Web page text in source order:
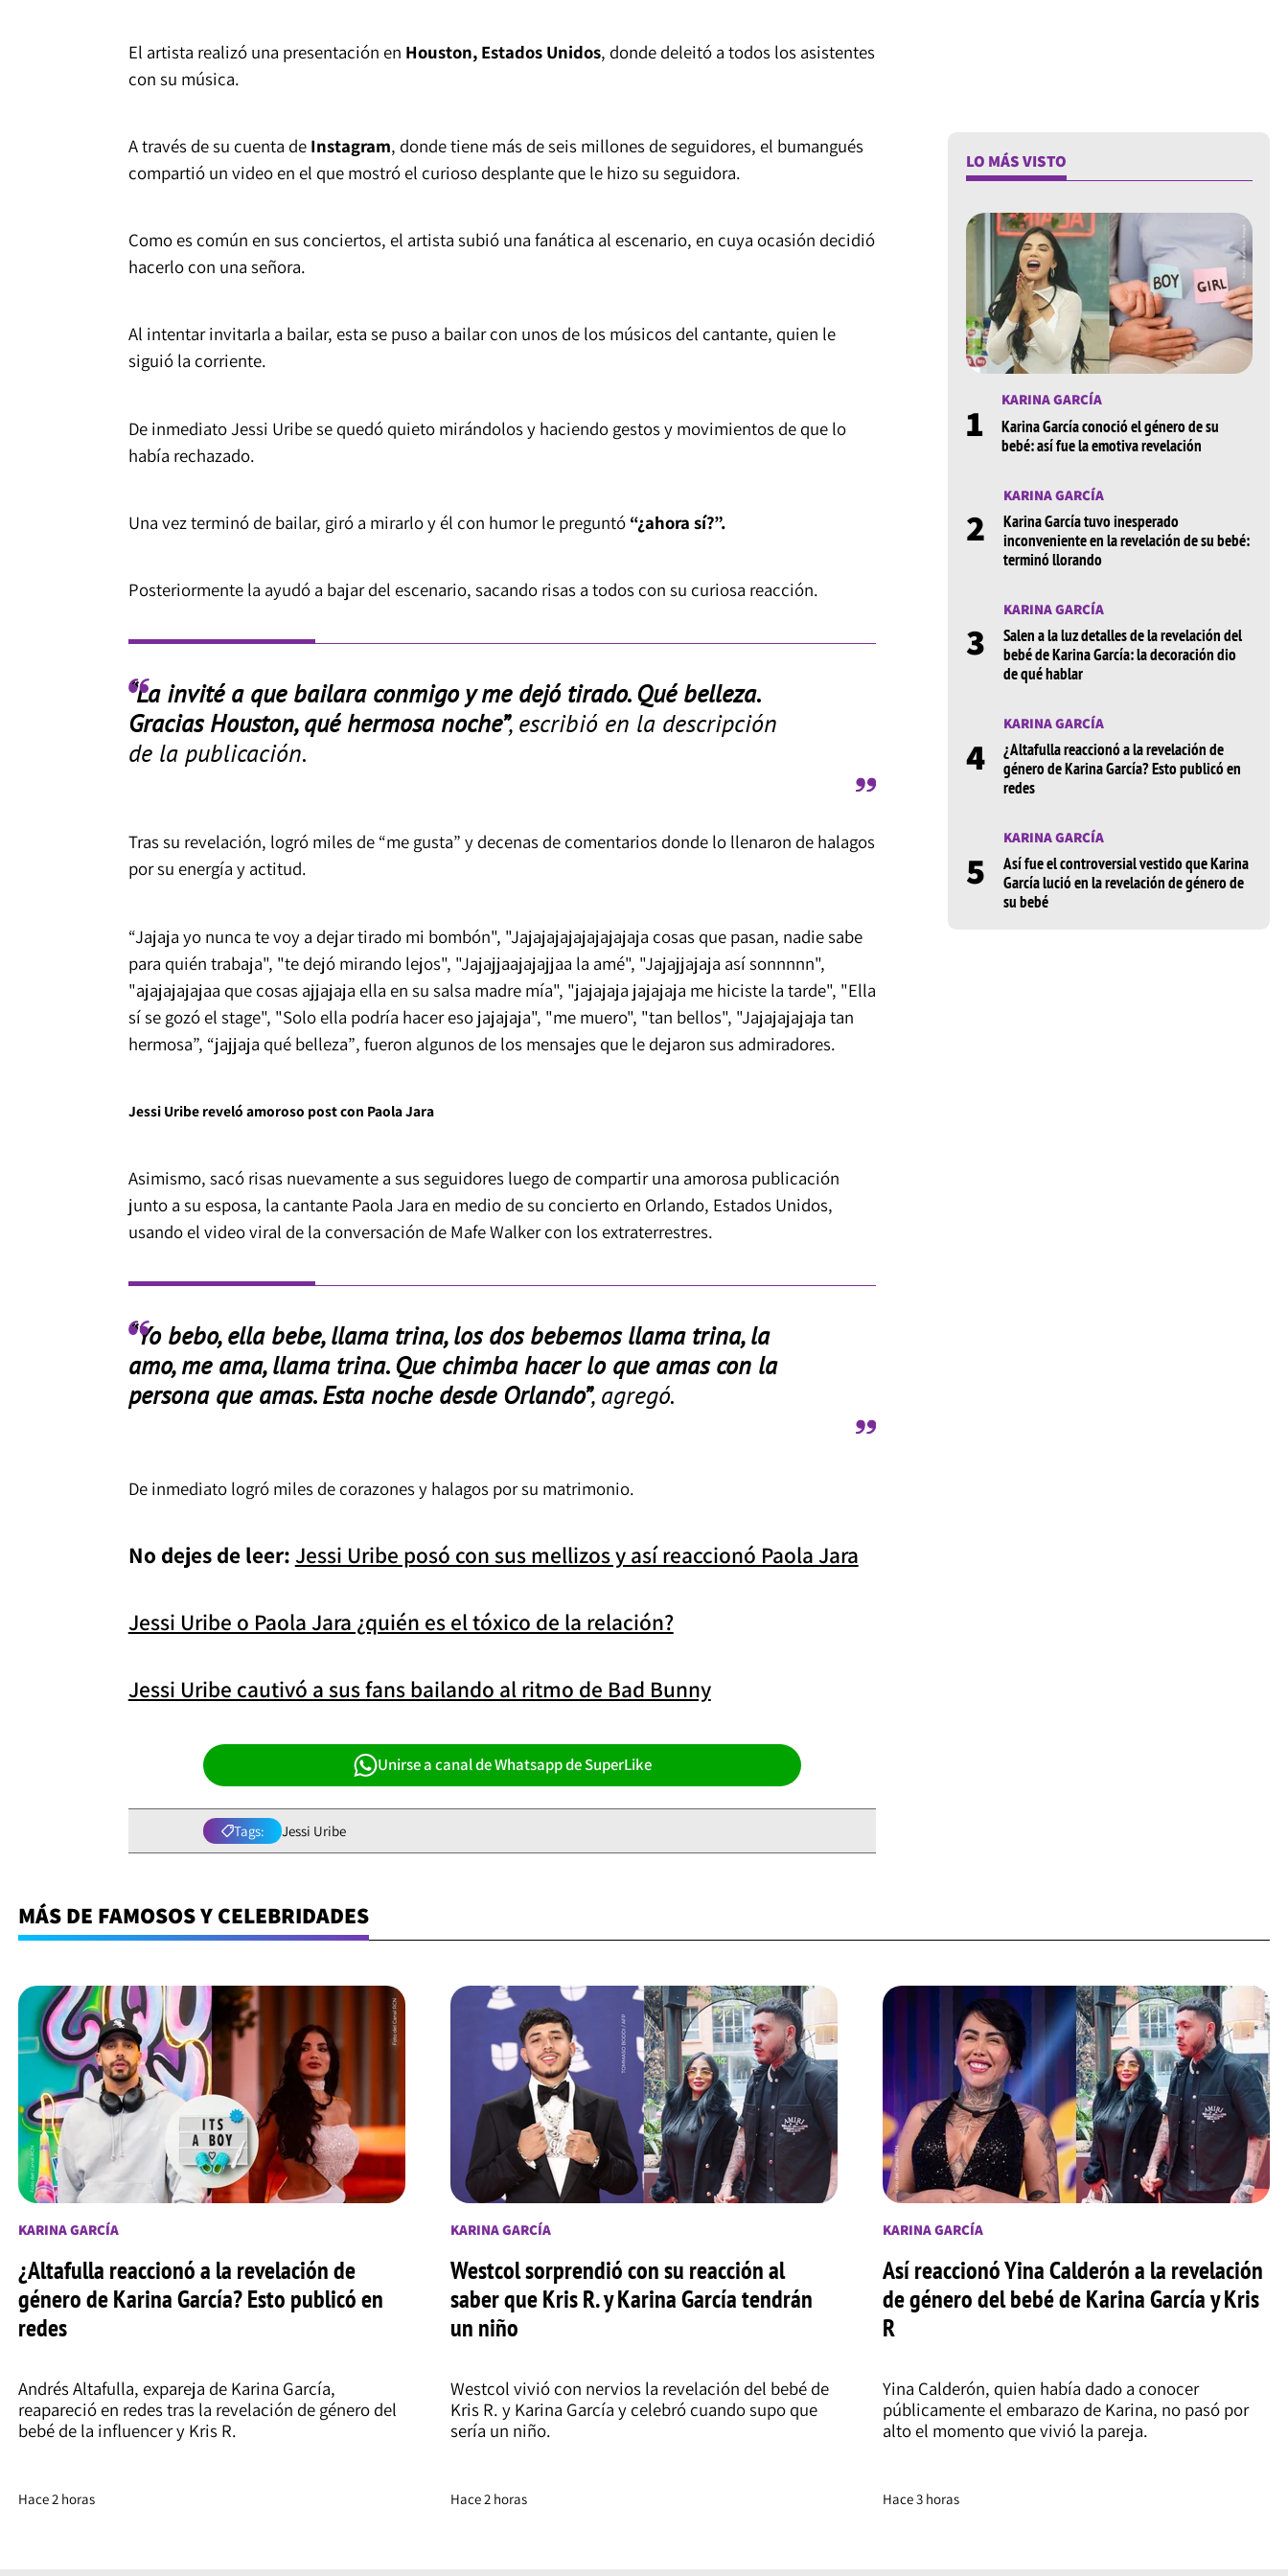
El artista realizó una presentación en Houston, Estados Unidos, donde deleitó a todos los asistentes
con su música.
A través de su cuenta deInstagram, donde tiene más de seis millones de seguidores, el bumangués
compartió un video en el que mostró el curioso desplante que le hizo su seguidora.
Como es común en sus conciertos, el artista subió una fanática al escenario, en cuya ocasión decidió
hacerlo con una señora.
Al intentar invitarla a bailar, esta se puso a bailar con unos de los músicos del cantante, quien le
siguió la corriente.
De inmediato Jessi Uribe se quedó quieto mirándolos y haciendo gestos y movimientos de que lo
había rechazado.
Una vez terminó de bailar, giró a mirarlo y él con humor le preguntó“¿ahora sí?”.
Posteriormente la ayudó a bajar del escenario, sacando risas a todos con su curiosa reacción.
“La invité a que bailara conmigo y me dejó tirado. Qué belleza.
Gracias Houston, qué hermosa noche”, escribió en la descripción
de la publicación.
Tras su revelación, logró miles de “me gusta” y decenas de comentarios donde lo llenaron de halagos
por su energía y actitud.
“Jajaja yo nunca te voy a dejar tirado mi bombón", "Jajajajajajajajajaja cosas que pasan, nadie sabe
para quién trabaja", "te dejó mirando lejos", "Jajajjaajajajjaa la amé", "Jajajjajaja así sonnnnn",
"ajajajajajaa que cosas ajjajaja ella en su salsa madre mía", "jajajaja jajajaja me hiciste la tarde", "Ella
sí se gozó el stage", "Solo ella podría hacer eso jajajaja", "me muero", "tan bellos", "Jajajajajaja tan
hermosa”, “jajjaja qué belleza”, fueron algunos de los mensajes que le dejaron sus admiradores.
Jessi Uribe reveló amoroso post con Paola Jara
Asimismo, sacó risas nuevamente a sus seguidores luego de compartir una amorosa publicación
junto a su esposa, la cantante Paola Jara en medio de su concierto en Orlando, Estados Unidos,
usando el video viral de la conversación de Mafe Walker con los extraterrestres.
“Yo bebo, ella bebe, llama trina, los dos bebemos llama trina, la
amo, me ama, llama trina. Que chimba hacer lo que amas con la
persona que amas. Esta noche desde Orlando”, agregó.
De inmediato logró miles de corazones y halagos por su matrimonio.
No dejes de leer:Jessi Uribe posó con sus mellizos y así reaccionó Paola Jara
Jessi Uribe o Paola Jara ¿quién es el tóxico de la relación?
Jessi Uribe cautivó a sus fans bailando al ritmo de Bad Bunny
Unirse a canal de Whatsapp de SuperLike
Tags: Jessi Uribe
LO MÁS VISTO
1
KARINA GARCÍA
Karina García conoció el género de su
bebé: así fue la emotiva revelación
2
KARINA GARCÍA
Karina García tuvo inesperado
inconveniente en la revelación de su bebé:
terminó llorando
3
KARINA GARCÍA
Salen a la luz detalles de la revelación del
bebé de Karina García: la decoración dio
de qué hablar
4
KARINA GARCÍA
¿Altafulla reaccionó a la revelación de
género de Karina García? Esto publicó en
redes
5
KARINA GARCÍA
Así fue el controversial vestido que Karina
García lució en la revelación de género de
su bebé
MÁS DE FAMOSOS Y CELEBRIDADES
KARINA GARCÍA
¿Altafulla reaccionó a la revelación de
género de Karina García? Esto publicó en
redes
Andrés Altafulla, expareja de Karina García,
reapareció en redes tras la revelación de género del
bebé de la influencer y Kris R.
Hace 2 horas
KARINA GARCÍA
Westcol sorprendió con su reacción al
saber que Kris R. y Karina García tendrán
un niño
Westcol vivió con nervios la revelación del bebé de
Kris R. y Karina García y celebró cuando supo que
sería un niño.
Hace 2 horas
KARINA GARCÍA
Así reaccionó Yina Calderón a la revelación
de género del bebé de Karina García y Kris
R
Yina Calderón, quien había dado a conocer
públicamente el embarazo de Karina, no pasó por
alto el momento que vivió la pareja.
Hace 3 horas